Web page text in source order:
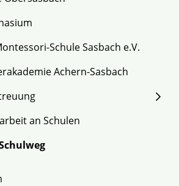
Schule Sasbach e.V.
Achern-Sasbach
an Schulen